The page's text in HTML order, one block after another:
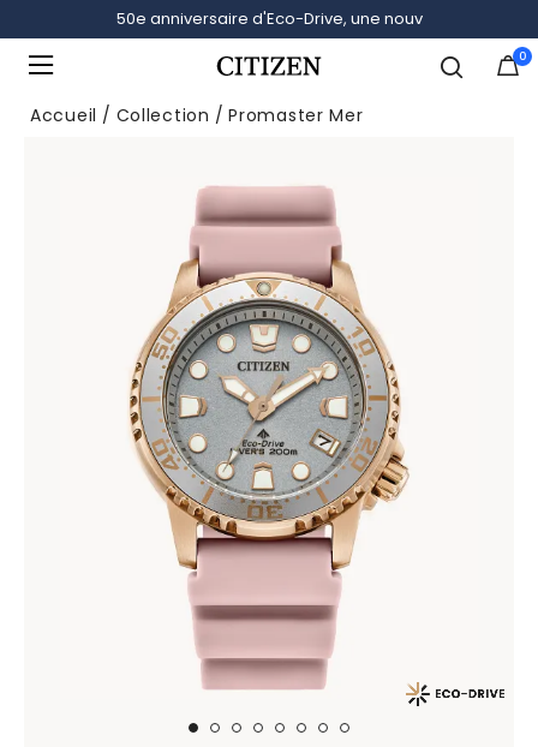
50e anniversaire d'Eco-Drive, une nouv
0
Accueil Collection Promaster Mer